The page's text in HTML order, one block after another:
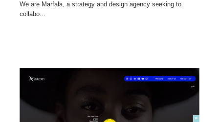
We are Marfala, a strategy and design agency seeking to
collabo...